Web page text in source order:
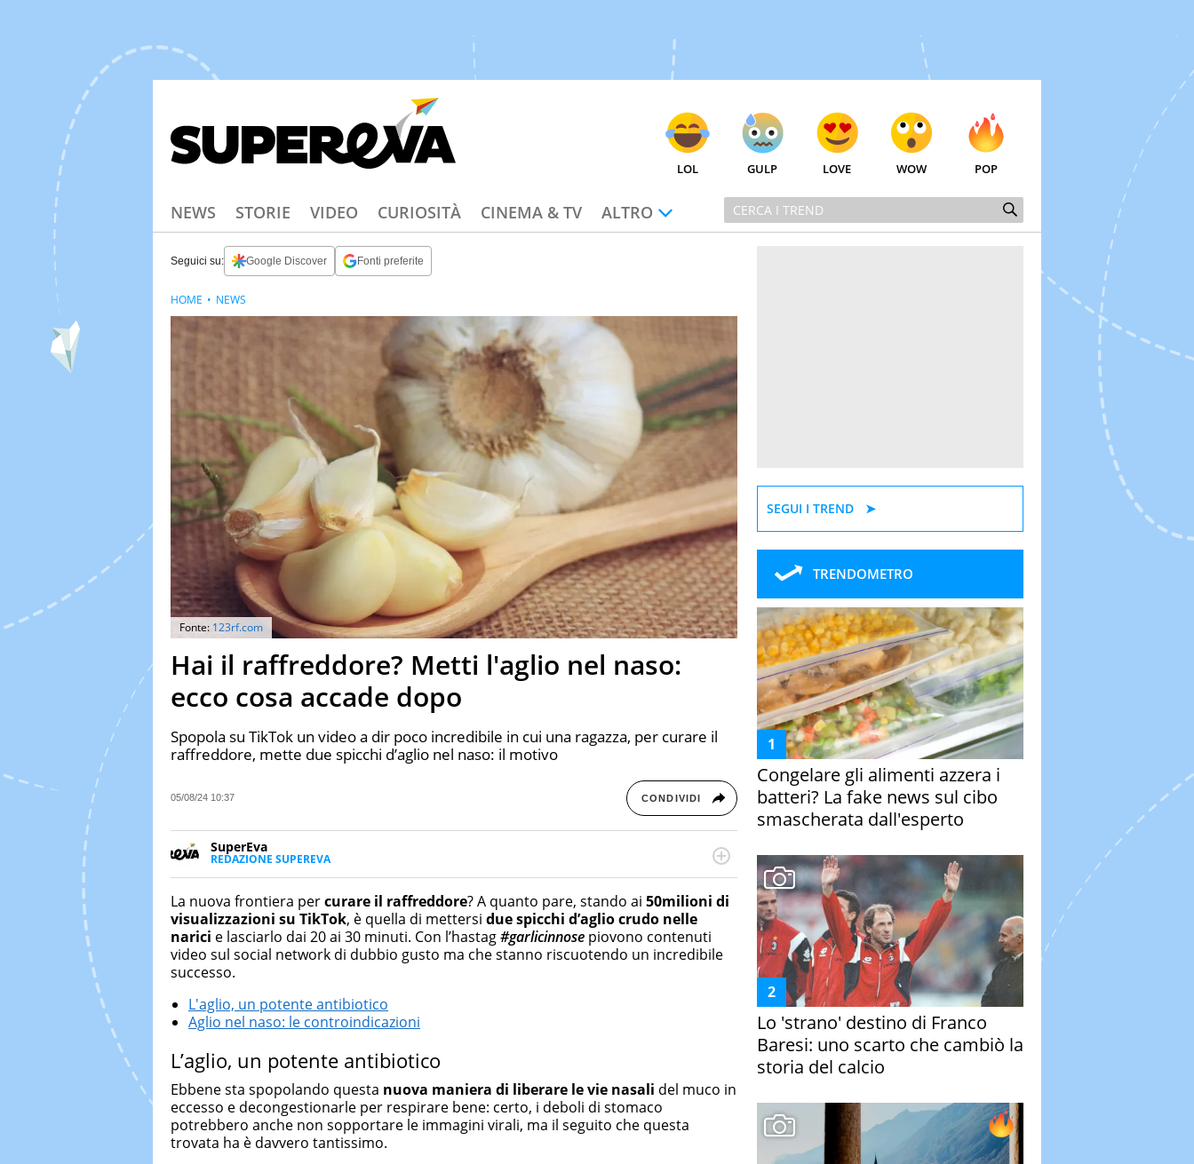
LOL GULP LOVE WOW POP
NEWS STORIE VIDEO CURIOSITÀ CINEMA & TV ALTRO
Seguici su: Google Discover Fonti preferite
Fonte: 123rf.com
Hai il raffreddore? Metti l'aglio nel naso:
ecco cosa accade dopo
Spopola su TikTok un video a dir poco incredibile in cui una ragazza, per curare il
raffreddore, mette due spicchi d’aglio nel naso: il motivo
05/08/24 10:37 CONDIVIDI
SuperEva
REDAZIONE SUPEREVA
SuperEva è il magazine di Italiaonline dedicato a trend, curiosità, entertainment e “feel-
cerca di notizie originali. Dalle tendenze del momento ai fatti più strani alle scoperte
più divertenti: mille storie da scoprire ogni giorno”
HOME NEWS
La nuova frontiera percurare il raffreddore? A quanto pare, stando ai 50milioni di
visualizzazioni su TikTok, è quella di mettersi due spicchi d’aglio crudo nelle
narici e lasciarlo dai 20 ai 30 minuti. Con l’hastag#garlicinnose piovono contenuti
video sul social network di dubbio gusto ma che stanno riscuotendo un incredibile
successo.
L'aglio, un potente antibiotico
Aglio nel naso: le controindicazioni
L’aglio, un potente antibiotico
Ebbene sta spopolando questa nuova maniera di liberare le vie nasali del muco in
eccesso e decongestionarle per respirare bene: certo, i deboli di stomaco
potrebbero anche non sopportare le immagini virali, ma il seguito che questa
trovata ha è davvero tantissimo.
SEGUI I TREND
TRENDOMETRO
Congelare gli alimenti azzera i
batteri? La fake news sul cibo
smascherata dall'esperto
Lo 'strano' destino di Franco
Baresi: uno scarto che cambiò la
storia del calcio